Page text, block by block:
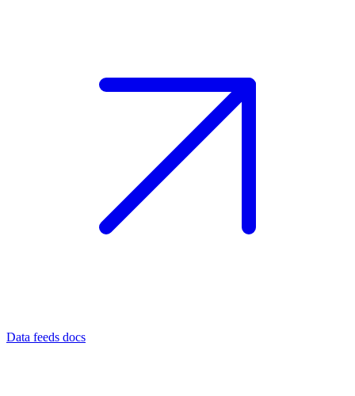
Data feeds docs